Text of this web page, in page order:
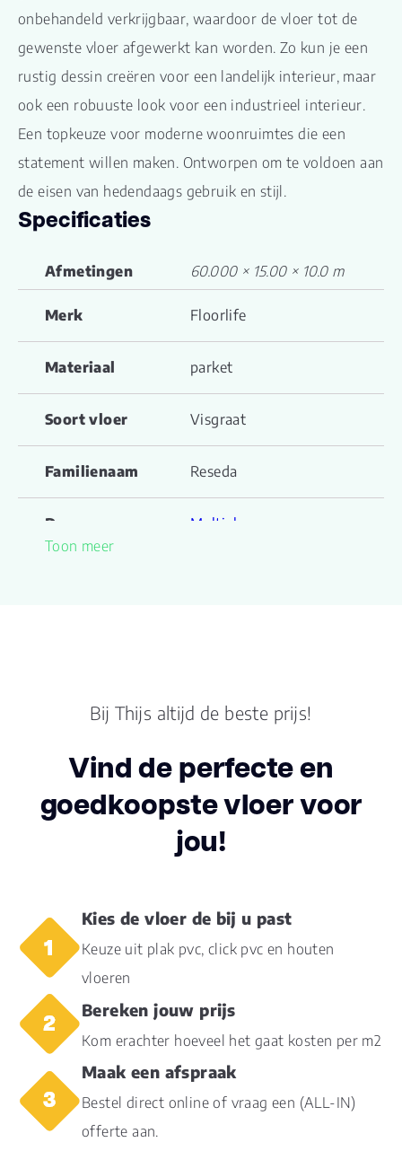
onbehandeld verkrijgbaar, waardoor de vloer tot de
gewenste vloer afgewerkt kan worden. Zo kun je een
rustig dessin creëren voor een landelijk interieur, maar
ook een robuuste look voor een industrieel interieur.
Een topkeuze voor moderne woonruimtes die een
statement willen maken. Ontworpen om te voldoen aan
de eisen van hedendaags gebruik en stijl.
Specificaties
Afmetingen 60.000 × 15.00 × 10.0 m
Merk Floorlife
Materiaal parket
Soort vloer Visgraat
Familienaam Reseda
Drager Multiplex
Aantal per pak 20
3.00
Dikte plank (mm) 10.0
V groef 2-zijdes
Vloerverwarming
geschikt
ja
Garantie
Woongebruik
(jaren)
10
Toon meer
Bij Thijs altijd de beste prijs!
Vind de perfecte en
goedkoopste vloer voor
jou!
Kies de vloer de bij u past
Keuze uit plak pvc, click pvc en houten
vloeren
Bereken jouw prijs
Kom erachter hoeveel het gaat kosten per m2
Maak een afspraak
Bestel direct online of vraag een (ALL-IN)
offerte aan.